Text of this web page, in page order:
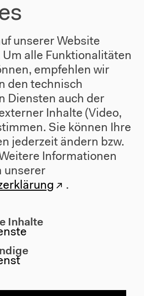
Brasilien/Frankreich 2012,
unserer Website
Um alle Funktionalitäten
empfehlen wir
den technisch
Diensten auch der
Inhalte (Video,
Sie können Ihre
jederzeit ändern bzw.
Informationen
unserer
.
Inhalte